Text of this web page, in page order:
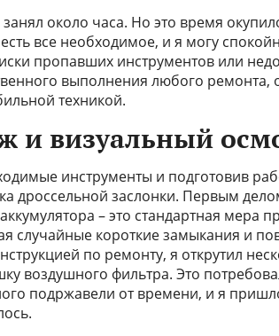
около часа. Но это время
все необходимое, и я могу
пропавших инструментов или
выполнения любого ремонта,
техникой.
и визуальный
инструменты и подготовив
дроссельной заслонки. Первым
– это стандартная мера
случайные короткие замыкания и
по ремонту, я открутил
воздушного фильтра. Это
подржавели от времени, и я